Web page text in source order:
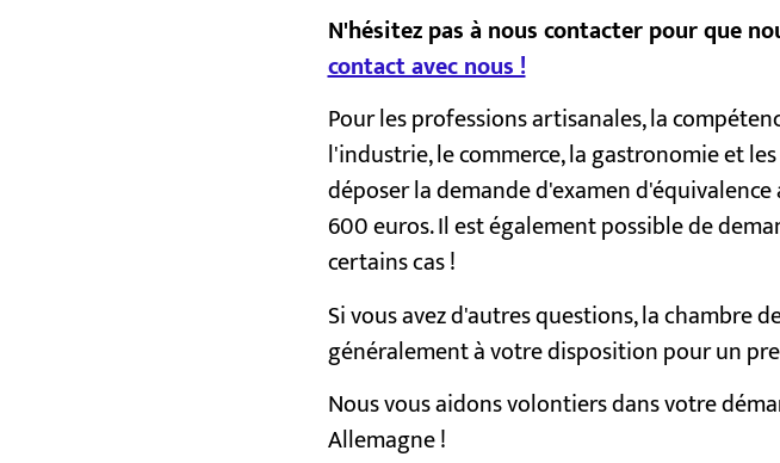
N'hésitez pas à nous contacter pour que
contact avec nous !
Pour les professions artisanales, la
l'industrie, le commerce, la gastronomie et les
déposer la demande d'examen d'équivalence
600 euros. Il est également possible de
certains cas !
Si vous avez d'autres questions, la chambre
généralement à votre disposition pour un
Nous vous aidons volontiers dans votre
Allemagne !